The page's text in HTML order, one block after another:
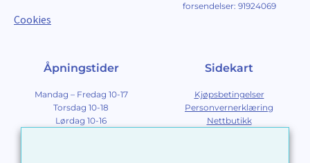
Cookies
forsendelser: 91924069
Åpningstider
Mandag – Fredag 10-17
Torsdag 10-18
Lørdag 10-16
Sidekart
Kjøpsbetingelser
Personvernerklæring
Nettbutikk